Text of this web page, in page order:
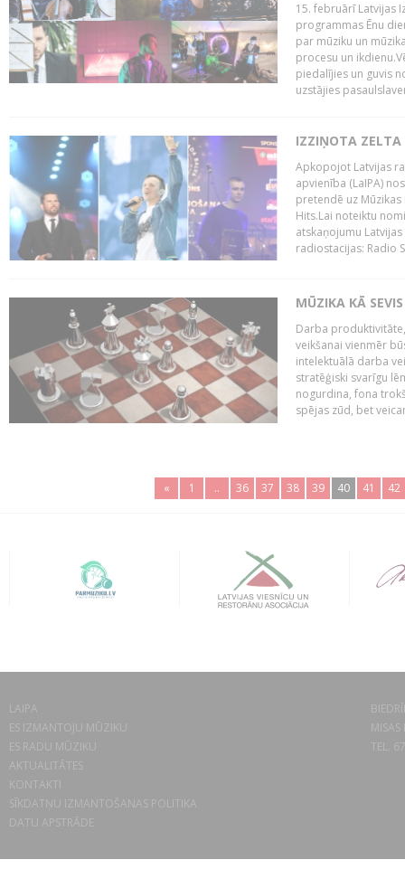
15. februārī Latvijas
programmas Ēnu
par mūziku un
procesu un
piedalījies un guvis
uzstājies
IZZIŅOTA ZELTA
Apkopojot Latvijas
apvienība (LaIPA)
pretendē uz
Hits.Lai noteiktu
atskaņojumu
radiostacijas: Radio
MŪZIKA KĀ
Darba
veikšanai vienmēr
intelektuālā darba
stratēģiski svarīgu
nogurdina, fona
spējas zūd, bet
« 1 .. 36 37 38 39 40 41 42
LAIPA
ES IZMANTOJU MŪZIKU
ES RADU MŪZIKU
AKTUALITĀTES
KONTAKTI
SĪKDATŅU IZMANTOŠANAS POLITIKA
DATU APSTRĀDE
TEL.